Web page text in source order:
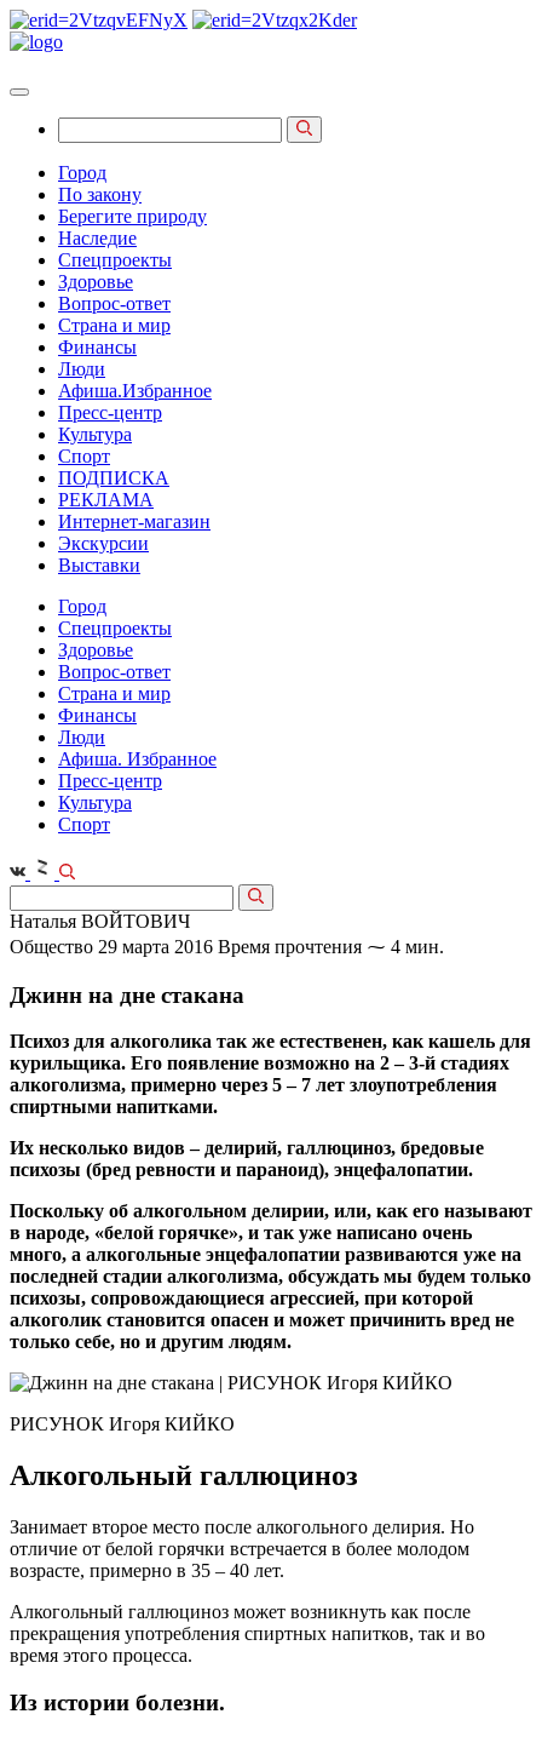
Город
По закону
Берегите природу
Наследие
Спецпроекты
Здоровье
Вопрос-ответ
Страна и мир
Финансы
Люди
Афиша.Избранное
Пресс-центр
Культура
Спорт
ПОДПИСКА
РЕКЛАМА
Интернет-магазин
Экскурсии
Выставки
Город
Спецпроекты
Здоровье
Вопрос-ответ
Страна и мир
Финансы
Люди
Афиша. Избранное
Пресс-центр
Культура
Спорт
Наталья ВОЙТОВИЧ
Общество 29 марта 2016 Время прочтения ⁓ 4 мин.
Джинн на дне стакана
Психоз для алкоголика так же естественен, как кашель для
курильщика. Его появление возможно на 2 – 3-й стадиях
алкоголизма, примерно через 5 – 7 лет злоупотребления
спиртными напитками.
Их несколько видов – делирий, галлюциноз, бредовые
психозы (бред ревности и параноид), энцефалопатии.
Поскольку об алкогольном делирии, или, как его называют
в народе, «белой горячке», и так уже написано очень
много, а алкогольные энцефалопатии развиваются уже на
последней стадии алкоголизма, обсуждать мы будем только
психозы, сопровождающиеся агрессией, при которой
алкоголик становится опасен и может причинить вред не
только себе, но и другим людям.
РИСУНОК Игоря КИЙКО
Алкогольный галлюциноз
Занимает второе место после алкогольного делирия. Но
отличие от белой горячки встречается в более молодом
возрасте, примерно в 35 – 40 лет.
Алкогольный галлюциноз может возникнуть как после
прекращения употребления спиртных напитков, так и во
время этого процесса.
Из истории болезни.